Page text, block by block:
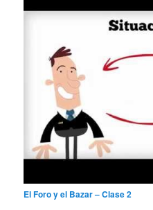
El Foro y el Bazar – Clase 2